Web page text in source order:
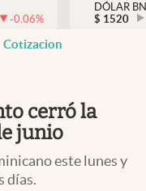
México
-0.06%
DÓLAR
$ 1520
Cotizacion
cerró la
junio
este lunes y
días.